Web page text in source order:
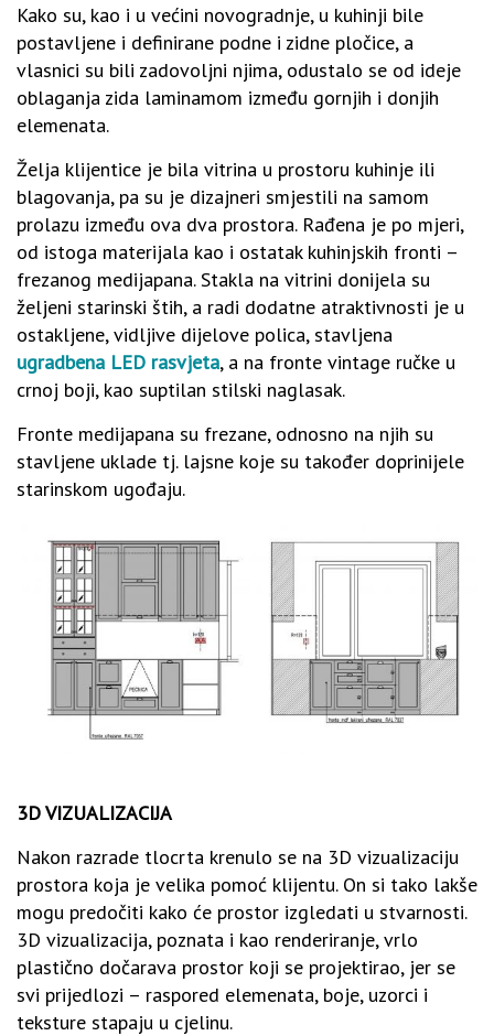
Kako su, kao i u većini novogradnje, u kuhinji bile
postavljene i definirane podne i zidne pločice, a
vlasnici su bili zadovoljni njima, odustalo se od ideje
oblaganja zida laminamom između gornjih i donjih
elemenata.
Želja klijentice je bila vitrina u prostoru kuhinje ili
blagovanja, pa su je dizajneri smjestili na samom
prolazu između ova dva prostora. Rađena je po mjeri,
od istoga materijala kao i ostatak kuhinjskih fronti –
frezanog medijapana. Stakla na vitrini donijela su
željeni starinski štih, a radi dodatne atraktivnosti je u
ostakljene, vidljive dijelove polica, stavljena
ugradbena LED rasvjeta, a na fronte vintage ručke u
crnoj boji, kao suptilan stilski naglasak.
Fronte medijapana su frezane, odnosno na njih su
stavljene uklade tj. lajsne koje su također doprinijele
starinskom ugođaju.
3D VIZUALIZACIJA
Nakon razrade tlocrta krenulo se na 3D vizualizaciju
prostora koja je velika pomoć klijentu. On si tako lakše
mogu predočiti kako će prostor izgledati u stvarnosti.
3D vizualizacija, poznata i kao renderiranje, vrlo
plastično dočarava prostor koji se projektirao, jer se
svi prijedlozi – raspored elemenata, boje, uzorci i
teksture stapaju u cjelinu.